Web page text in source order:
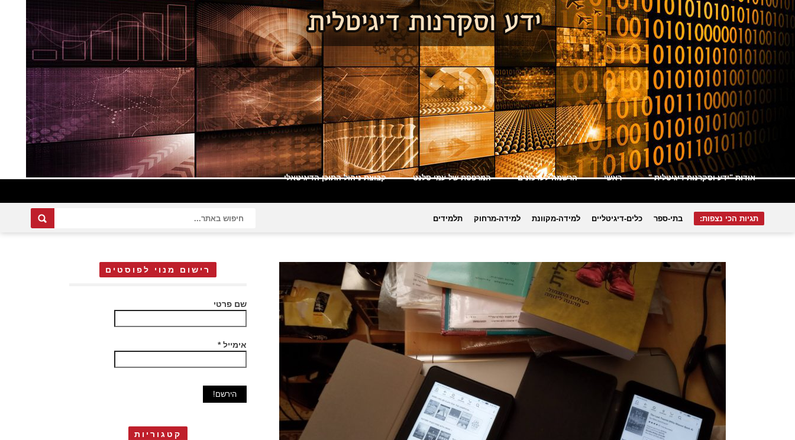
אודות "ידע וסקרנות דיגיטלית " ראשי הרשמה לעדכונים המרפסת של עמי סלנט קבוצת ניהול התוכן הדיגיטאלי
תגיות הכי נצפות: בתי-ספר כלים-דיגיטליים למידה-מקוונת למידה-מרחוק תלמידים
רישום מנוי לפוסטים
שם פרטי
אימייל*
קטגוריות